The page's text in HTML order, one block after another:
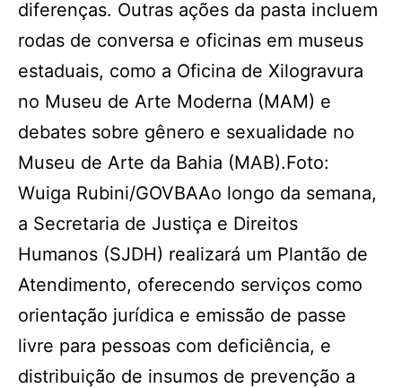
diferenças. Outras ações da pasta incluem
rodas de conversa e oficinas em museus
estaduais, como a Oficina de Xilogravura
no Museu de Arte Moderna (MAM) e
debates sobre gênero e sexualidade no
Museu de Arte da Bahia (MAB).Foto:
Wuiga Rubini/GOVBAAo longo da semana,
a Secretaria de Justiça e Direitos
Humanos (SJDH) realizará um Plantão de
Atendimento, oferecendo serviços como
orientação jurídica e emissão de passe
livre para pessoas com deficiência, e
distribuição de insumos de prevenção a